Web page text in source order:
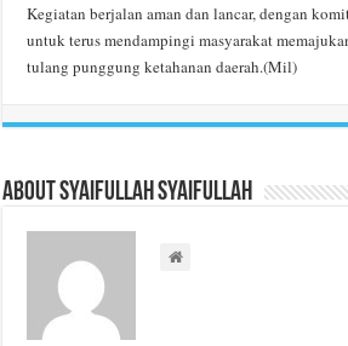
Kegiatan berjalan aman dan lancar, dengan
untuk terus mendampingi masyarakat
tulang punggung ketahanan daerah.(Mil)
About Syaifullah Syaifullah